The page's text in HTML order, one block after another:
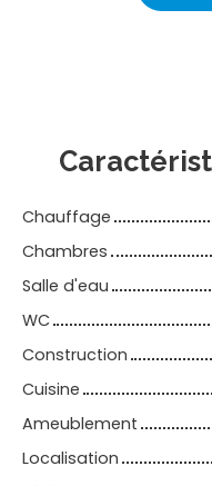
Chauffage
Chambres
Salle d'eau
WC
Construction
Cuisine
Ameublement
Localisation